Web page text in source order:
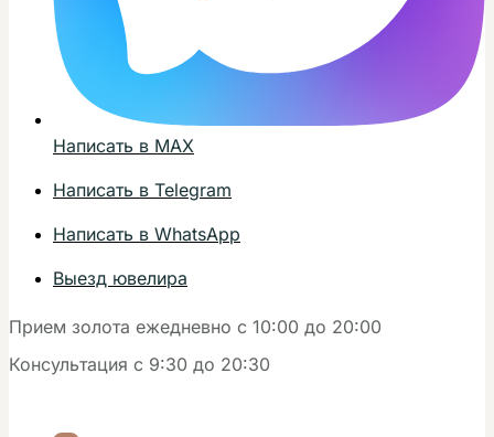
Написать в MAX
Написать в Telegram
Написать в WhatsApp
Выезд ювелира
Прием золота ежедневно с 10:00 до 20:00
Консультация с 9:30 до 20:30